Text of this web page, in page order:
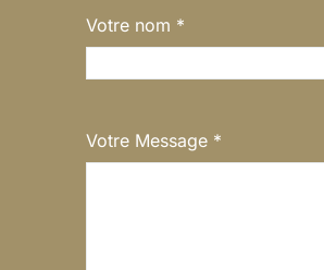
Votre nom *
Votre Message *